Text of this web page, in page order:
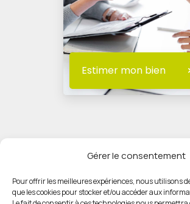
Gérer le consentement
Pour offrir les meilleures expériences, nous utilisons
que les cookies pour stocker et/ou accéder aux
Estimer mon bien
© HORIZON IMMOBILIER